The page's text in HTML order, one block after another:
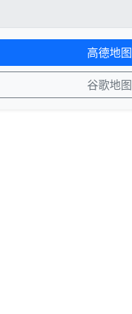
高德地图
谷歌地图